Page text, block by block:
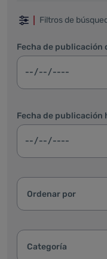
Filtrar por
Filtros de
Fecha de publicación
Fecha de publicación
Ordenar resultados:
Categoría de la noticia: